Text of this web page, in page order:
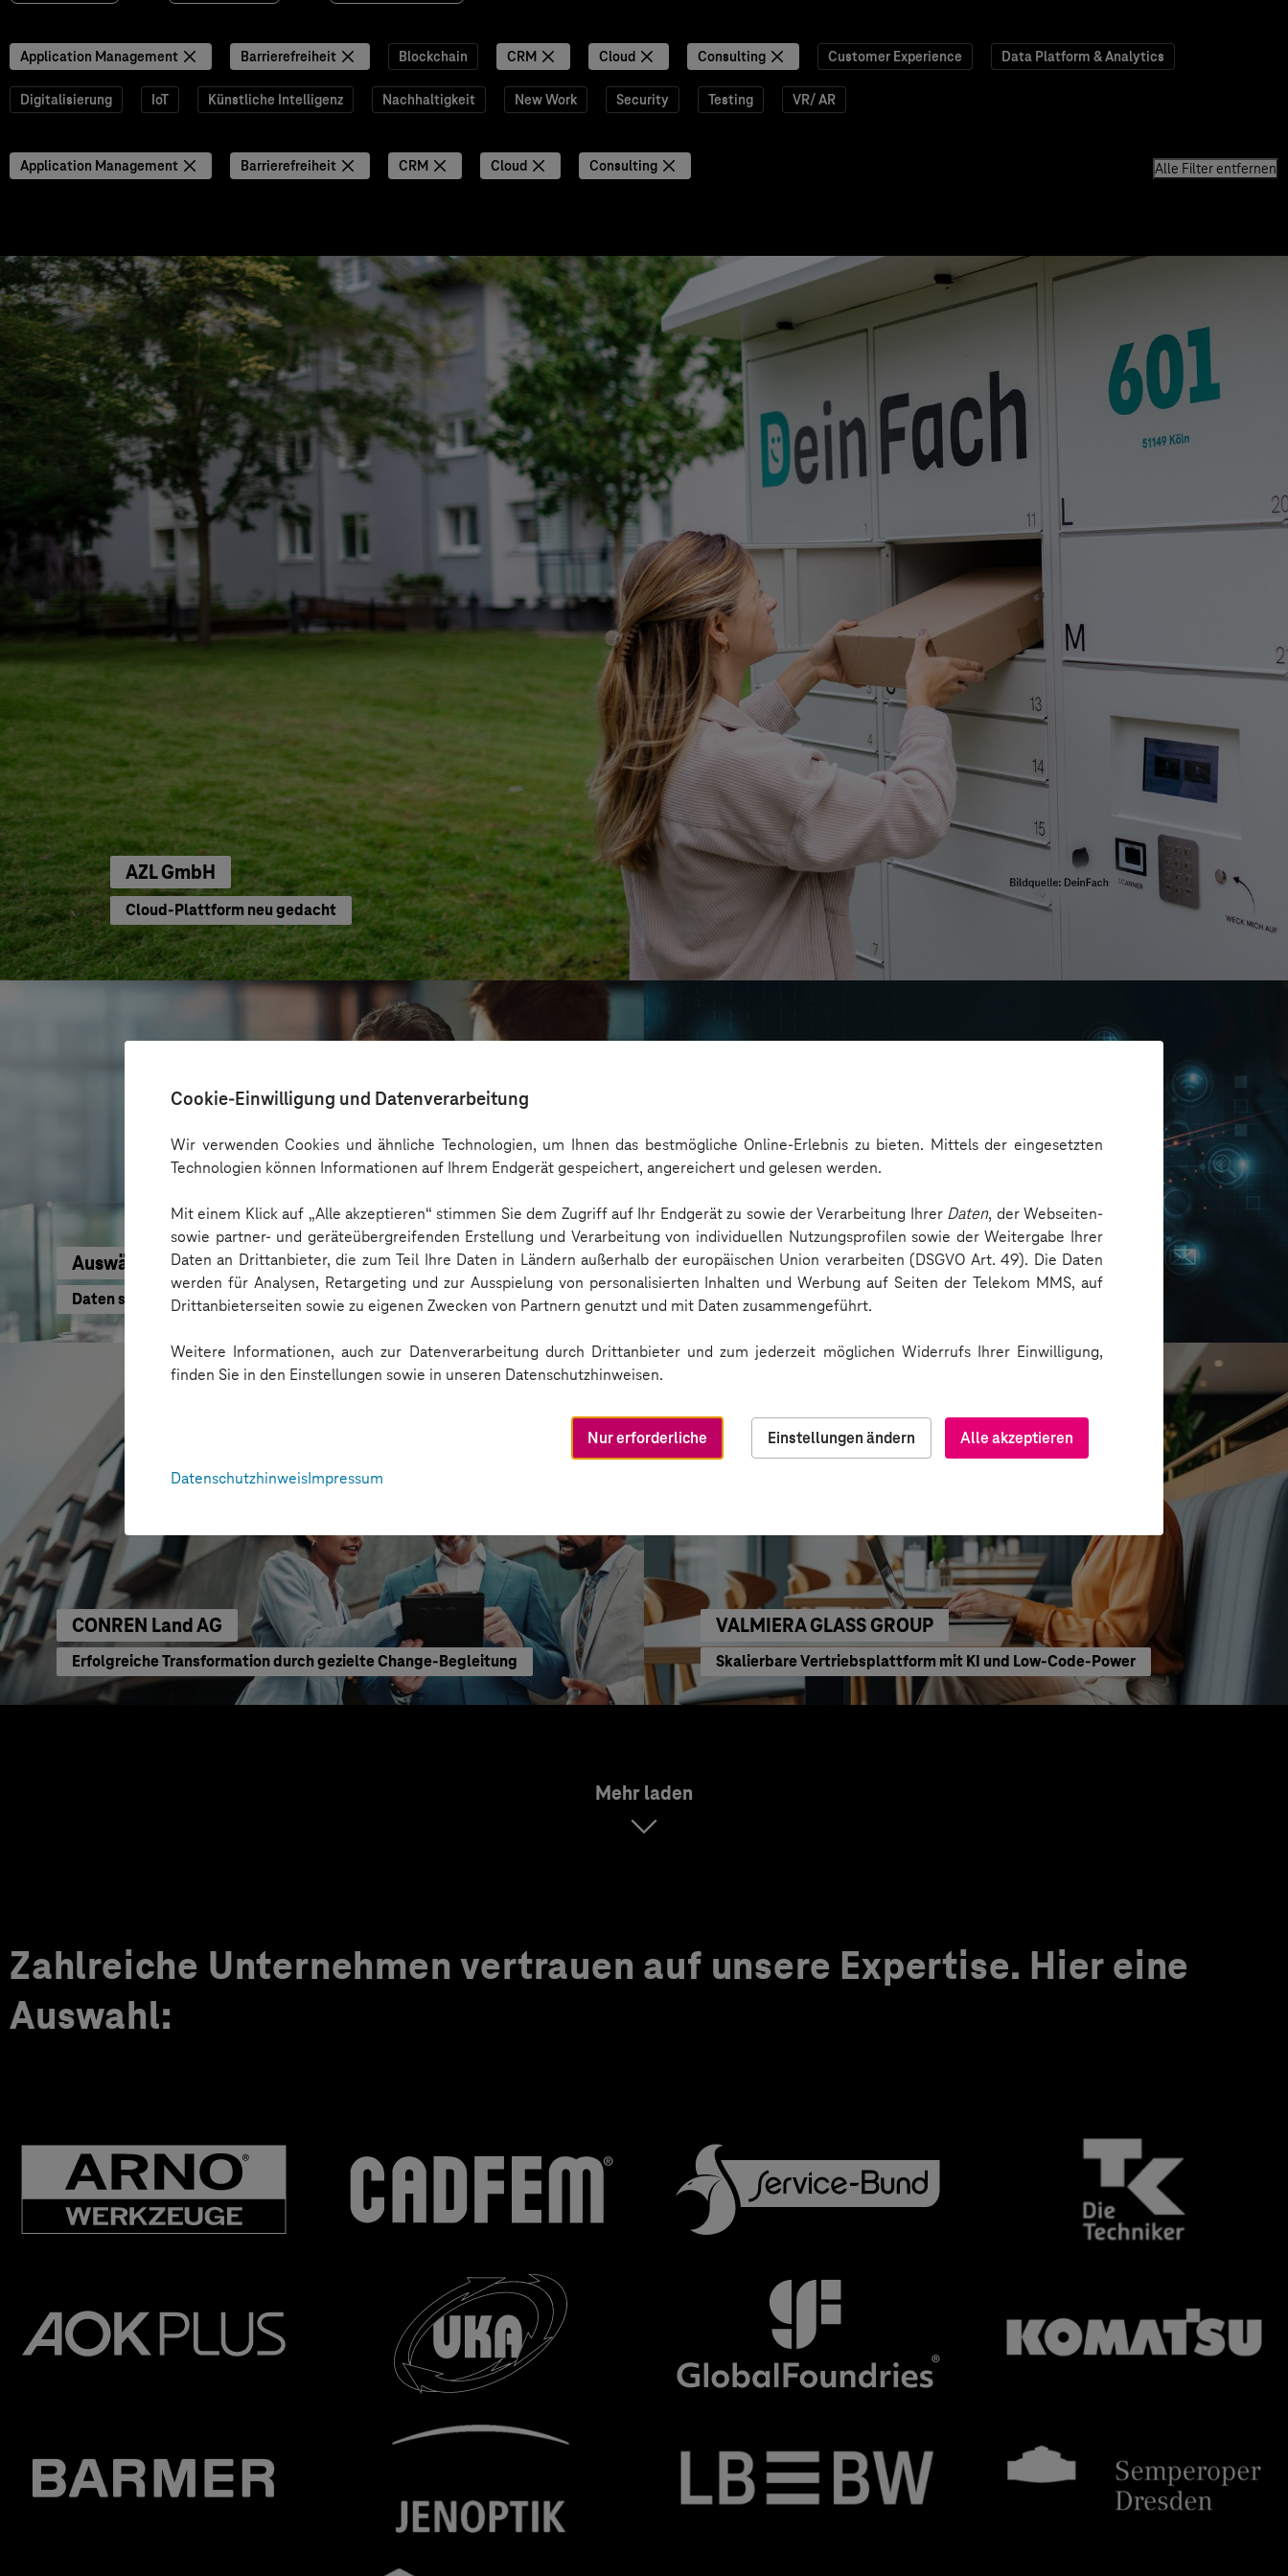
Cookie-Einwilligung und Datenverarbeitung
Wir verwenden Cookies und ähnliche Technologien, um Ihnen das bestmögliche Online-Erlebnis zu bieten. Mittels der eingesetzten
Technologien können Informationen auf Ihrem Endgerät gespeichert, angereichert und gelesen werden.
Mit einem Klick auf „Alle akzeptieren“ stimmen Sie dem Zugriff auf Ihr Endgerät zu sowie der Verarbeitung Ihrer Daten, der Webseiten-
sowie partner- und geräteübergreifenden Erstellung und Verarbeitung von individuellen Nutzungsprofilen sowie der Weitergabe Ihrer
Daten an Drittanbieter, die zum Teil Ihre Daten in Ländern außerhalb der europäischen Union verarbeiten (DSGVO Art. 49). Die Daten
werden für Analysen, Retargeting und zur Ausspielung von personalisierten Inhalten und Werbung auf Seiten der Telekom MMS, auf
Drittanbieterseiten sowie zu eigenen Zwecken von Partnern genutzt und mit Daten zusammengeführt.
Weitere Informationen, auch zur Datenverarbeitung durch Drittanbieter und zum jederzeit möglichen Widerrufs Ihrer Einwilligung,
finden Sie in den Einstellungen sowie in unseren Datenschutzhinweisen.
Alle akzeptieren
Nur erforderliche
Einstellungen ändern
DatenschutzhinweisImpressum
Application Management Barrierefreiheit Blockchain CRM Cloud Consulting Customer Experience Data Platform & Analytics
Digitalisierung IoT Künstliche Intelligenz Nachhaltigkeit New Work Security Testing VR/ AR
Application Management Barrierefreiheit CRM Cloud Consulting Alle Filter entfernen
AZL GmbH
Cloud-Plattform neu gedacht
Auswärtiges Amt
Daten schneller nutzen
Oskar Frech
Sichere Cloud Transformation
CONREN Land AG
Erfolgreiche Transformation durch gezielte Change-Begleitung
VALMIERA GLASS GROUP
Skalierbare Vertriebsplattform mit KI und Low-Code-Power
Mehr laden
Zahlreiche Unternehmen vertrauen auf unsere Expertise. Hier eine
Auswahl: